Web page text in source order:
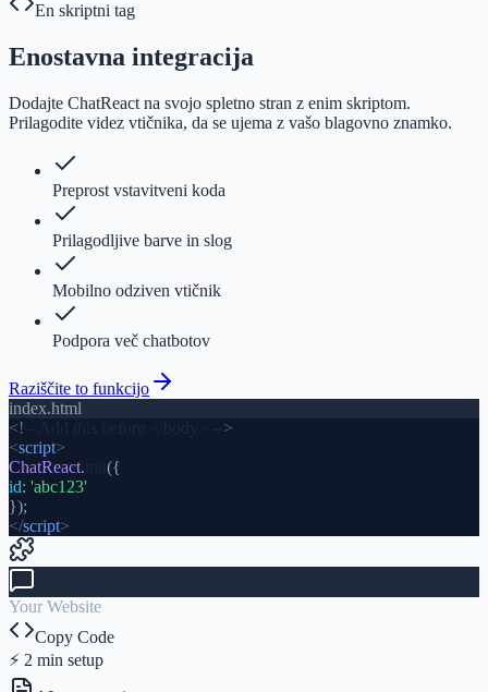
En skriptni tag
Enostavna integracija
Dodajte ChatReact na svojo spletno stran z enim skriptom.
Prilagodite videz vtičnika, da se ujema z vašo blagovno znamko.
Preprost vstavitveni koda
Prilagodljive barve in slog
Mobilno odziven vtičnik
Podpora več chatbotov
Raziščite to funkcijo
index.html
<!
>
<script>
ChatReact. ({
id: 'abc123'
});
</script>
Your Website
Copy Code
⚡ 2 min setup